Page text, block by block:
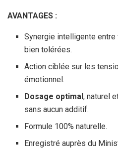
AVANTAGES :
Synergie intelligente
bien tolérées.
Action ciblée sur les
émotionnel.
Dosage optimal, naturel
sans aucun additif.
Formule 100% naturelle.
Enregistré auprès du